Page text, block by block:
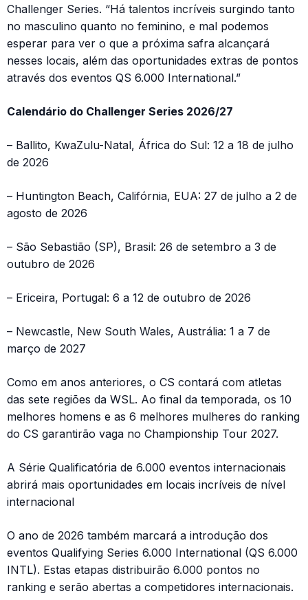
Challenger Series. “Há talentos incríveis surgindo tanto
no masculino quanto no feminino, e mal podemos
esperar para ver o que a próxima safra alcançará
nesses locais, além das oportunidades extras de pontos
através dos eventos QS 6.000 International.”
Calendário do Challenger Series 2026/27
– Ballito, KwaZulu-Natal, África do Sul: 12 a 18 de julho
de 2026
– Huntington Beach, Califórnia, EUA: 27 de julho a 2 de
agosto de 2026
– São Sebastião (SP), Brasil: 26 de setembro a 3 de
outubro de 2026
– Ericeira, Portugal: 6 a 12 de outubro de 2026
– Newcastle, New South Wales, Austrália: 1 a 7 de
março de 2027
Como em anos anteriores, o CS contará com atletas
das sete regiões da WSL. Ao final da temporada, os 10
melhores homens e as 6 melhores mulheres do ranking
do CS garantirão vaga no Championship Tour 2027.
A Série Qualificatória de 6.000 eventos internacionais
abrirá mais oportunidades em locais incríveis de nível
internacional
O ano de 2026 também marcará a introdução dos
eventos Qualifying Series 6.000 International (QS 6.000
INTL). Estas etapas distribuirão 6.000 pontos no
ranking e serão abertas a competidores internacionais.